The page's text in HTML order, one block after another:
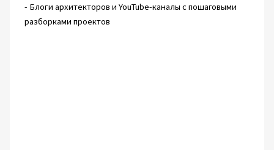
- Блоги архитекторов и YouTube-каналы с пошаговыми
разборками проектов